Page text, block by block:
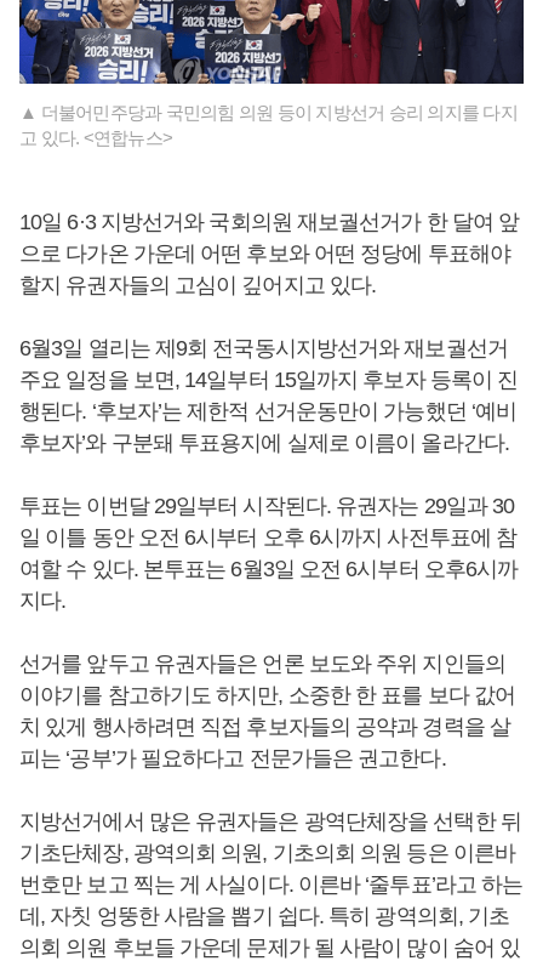
▲ 더불어민주당과 국민의힘 의원 등이 지방선거 승리 의지를 다지
고 있다. <연합뉴스>
10일 6·3 지방선거와 국회의원 재보궐선거가 한 달여 앞
으로 다가온 가운데 어떤 후보와 어떤 정당에 투표해야
할지 유권자들의 고심이 깊어지고 있다.
6월3일 열리는 제9회 전국동시지방선거와 재보궐선거
주요 일정을 보면, 14일부터 15일까지 후보자 등록이 진
행된다. ‘후보자’는 제한적 선거운동만이 가능했던 ‘예비
후보자’와 구분돼 투표용지에 실제로 이름이 올라간다.
투표는 이번달 29일부터 시작된다. 유권자는 29일과 30
일 이틀 동안 오전 6시부터 오후 6시까지 사전투표에 참
여할 수 있다. 본투표는 6월3일 오전 6시부터 오후6시까
지다.
선거를 앞두고 유권자들은 언론 보도와 주위 지인들의
이야기를 참고하기도 하지만, 소중한 한 표를 보다 값어
치 있게 행사하려면 직접 후보자들의 공약과 경력을 살
피는 ‘공부’가 필요하다고 전문가들은 권고한다.
지방선거에서 많은 유권자들은 광역단체장을 선택한 뒤
기초단체장, 광역의회 의원, 기초의회 의원 등은 이른바
번호만 보고 찍는 게 사실이다. 이른바 ‘줄투표’라고 하는
데, 자칫 엉뚱한 사람을 뽑기 쉽다. 특히 광역의회, 기초
의회 의원 후보들 가운데 문제가 될 사람이 많이 숨어 있